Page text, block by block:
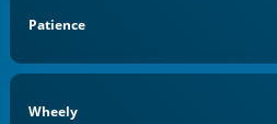
Patience
Wheely